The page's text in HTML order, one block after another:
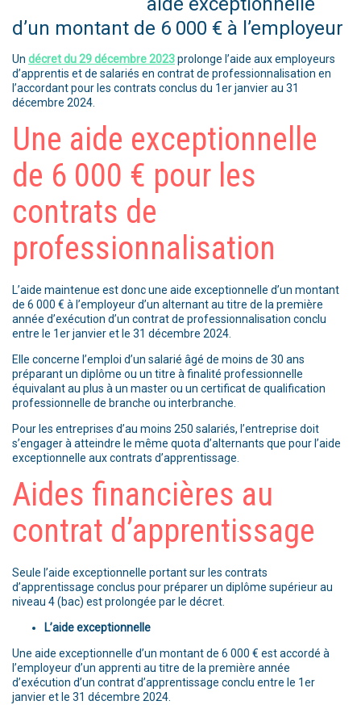
d’un montant de 6 000 € à l’employeur
Un décret du 29 décembre 2023prolonge l’aide aux employeurs
d’apprentis et de salariés en contrat de professionnalisation en
l’accordant pour les contrats conclus du 1er janvier au 31
décembre 2024.
Une aide exceptionnelle
de 6 000 € pour les
contrats de
professionnalisation
L’aide maintenue est donc une aide exceptionnelle d’un montant
de 6 000 € à l’employeur d’un alternant au titre de la première
année d’exécution d’un contrat de professionnalisation conclu
entre le 1er janvier et le 31 décembre 2024.
Elle concerne l’emploi d’un salarié âgé de moins de 30 ans
préparant un diplôme ou un titre à finalité professionnelle
équivalant au plus à un master ou un certificat de qualification
professionnelle de branche ou interbranche.
Pour les entreprises d’au moins 250 salariés, l’entreprise doit
s’engager à atteindre le même quota d’alternants que pour l’aide
exceptionnelle aux contrats d’apprentissage.
Aides financières au
contrat d’apprentissage
Seule l’aide exceptionnelle portant sur les contrats
d’apprentissage conclus pour préparer un diplôme supérieur au
niveau 4 (bac) est prolongée par le décret.
L’aide exceptionnelle
Une aide exceptionnelle d’un montant de 6 000 € est accordé à
l’employeur d’un apprenti au titre de la première année
d’exécution d’un contrat d’apprentissage conclu entre le 1er
janvier et le 31 décembre 2024.